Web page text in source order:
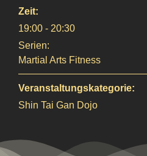
Zeit:
19:00 - 20:30
Serien:
Martial Arts Fitness
Veranstaltungskategorie:
Shin Tai Gan Dojo